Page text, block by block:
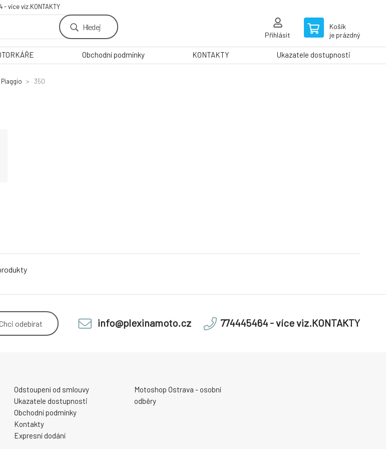
- více viz.KONTAKTY
Hledej
Přihlásit
Košík
je prázdný
Obchodní podmínky KONTAKTY Ukazatele dostupnosti
Piaggio 350
odebírat info@plexinamoto.cz 774445464 - více viz.KONTAKTY
Odstoupení od smlouvy
Ukazatele dostupnosti
Obchodní podmínky
Kontakty
Expresní dodání
Motoshop Ostrava - osobní
odběry